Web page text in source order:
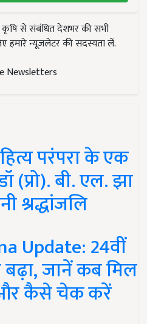
से संबंधित देशभर की सभी
न्यूज़लेटर की सदस्यता लें.
Newsletters
परंपरा के एक
(प्रो). बी. एल. झा
श्रद्धांजलि
Update: 24वीं
जानें कब मिल
कैसे चेक करें